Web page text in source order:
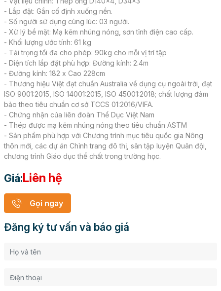
- Lắp đặt: Gắn cố định xuống nền.
- Số người sử dụng cùng lúc: 03 người.
- Xử lý bề mặt: Mạ kẽm nhúng nóng, sơn tĩnh điện cao cấp.
- Khối lượng ước tính: 61 kg
- Tải trọng tối đa cho phép: 90kg cho mỗi vị trí tập
- Diện tích lắp đặt phù hợp: Đường kính: 2.4m
- Đường kính: 182 x Cao 228cm
- Thương hiệu Việt đạt chuẩn Australia về dụng cụ ngoài trời, đạt
ISO 9001:2015, ISO 14001:2015, ISO 45001:2018; chất lượng đảm
bảo theo tiêu chuẩn cơ sở TCCS 01:2016/VIFA.
- Chứng nhận của liên đoàn Thể Dục Việt Nam
- Thép được mạ kẽm nhúng nóng theo tiêu chuẩn ASTM
- Sản phẩm phù hợp với Chương trình mục tiêu quốc gia Nông
thôn mới, các dự án Chỉnh trang đô thị, sân tập luyện Quân đội,
chương trình Giáo dục thể chất trong trường học.
Giá:Liên hệ
Gọi ngay
Đăng ký tư vấn và báo giá